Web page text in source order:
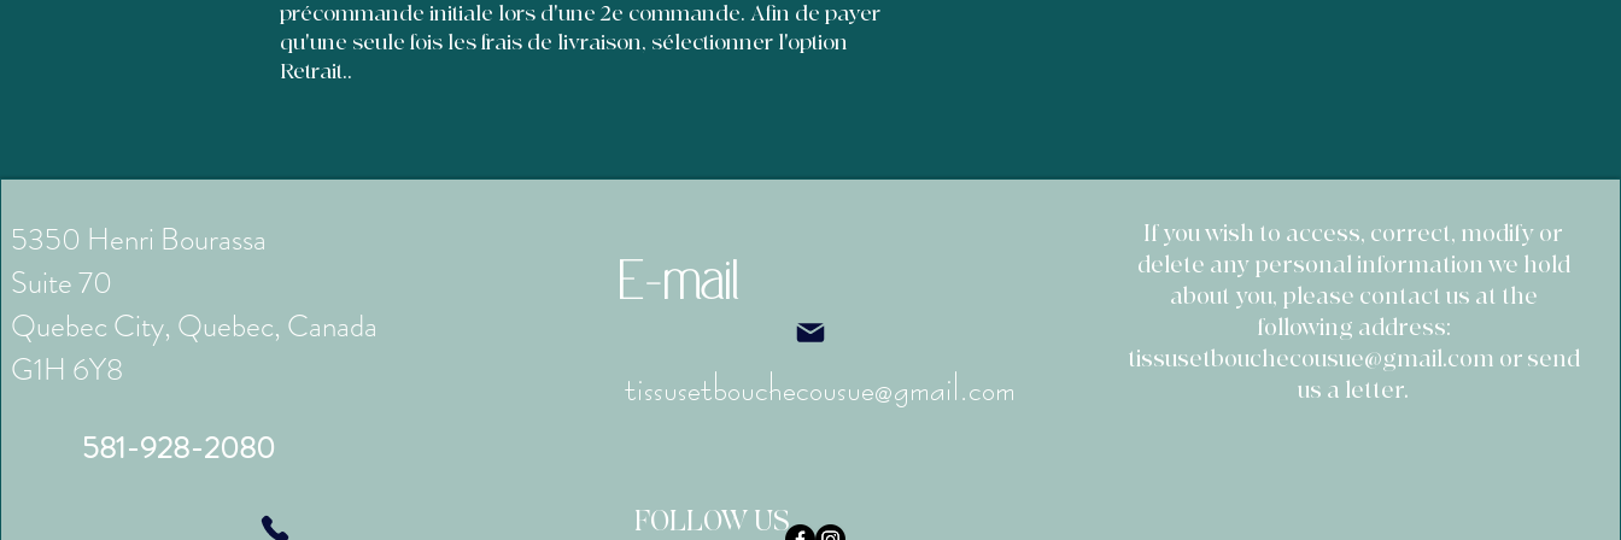
précommande initiale lors d'une 2e commande. Afin de payer
qu'une seule fois les frais de livraison, sélectionner l'option
Retrait..
5350 Henri Bourassa
Suite 70
Quebec City, Quebec, Canada
G1H 6Y8
581-928-2080
E-mail
tissusetbouchecousue@gmail.com
FOLLOW US
​If you wish to access, correct, modify or
delete any personal information we hold
about you, please contact us at the
following address:
tissusetbouchecousue@gmail.com or send
us a letter.